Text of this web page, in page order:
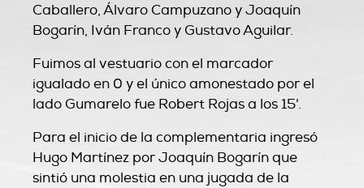
Caballero, Álvaro Campuzano y Joaquín
Bogarín, Iván Franco y Gustavo Aguilar.
Fuimos al vestuario con el marcador
igualado en 0 y el único amonestado por el
lado Gumarelo fue Robert Rojas a los 15'.
Para el inicio de la complementaria ingresó
Hugo Martínez por Joaquín Bogarín que
sintió una molestia en una jugada de la